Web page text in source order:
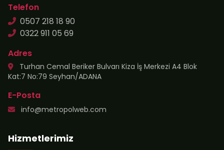
Telefon
0507 218 18 90
0322 911 05 69
Adres
Turhan Cemal Beriker Bulvarı Kiza İş Merkezi A4 Blok
Kat:7 No:79 Seyhan/ADANA
E-Posta
info@metropolweb.com
Hizmetlerimiz